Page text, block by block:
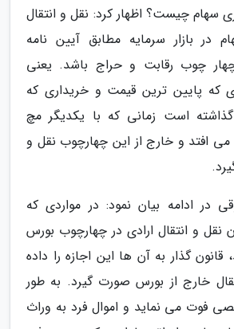
سهام چیست؟ اظهار کرد: نقل و انتقال
در بازار سرمایه مطابق آیین نامه
چوب رقابت و حراج باشد. یعنی
که پایین ترین قیمت و خریداری که
گذاشته است زمانی که با یکدیگر مچ
می افتد و خارج از این چهارچوب نقل و
در ادامه بیان نمود: در مواردی که
نقل و انتقال ارادی در چهارچوب بورس
قانون گذار به آن ها این اجازه را داده
خارج از بورس صورت گیرد. به طور
فوت می نماید و اموال فرد به وراث